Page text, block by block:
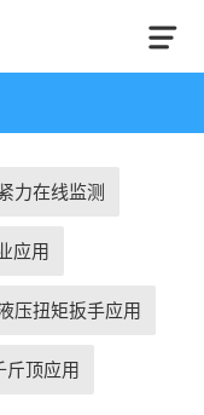
力在线监测
应用
压扭矩扳手应用
斤顶应用